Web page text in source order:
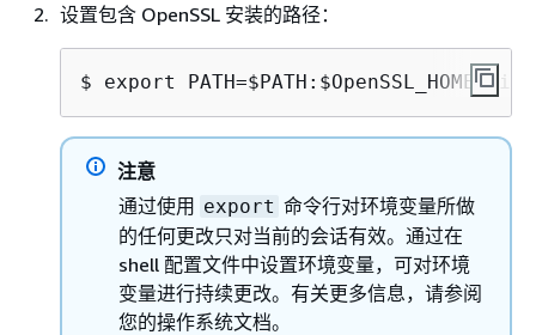
设置包含 OpenSSL 安装的路径：
$ export PATH=$PATH:$OpenSSL_HOME/bin
注意
通过使用 export 命令行对环境变量所做
的任何更改只对当前的会话有效。通过在
shell 配置文件中设置环境变量，可对环境
变量进行持续更改。有关更多信息，请参阅
您的操作系统文档。